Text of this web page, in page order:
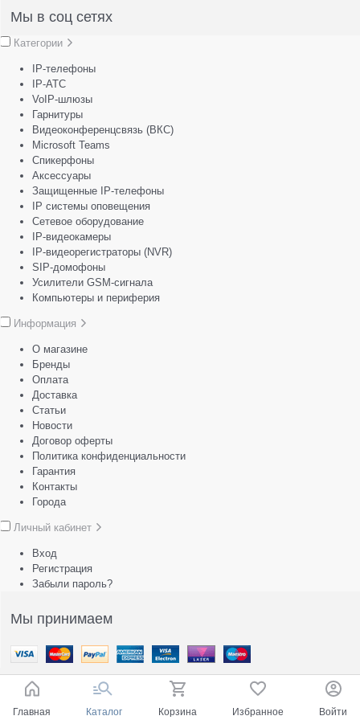
Мы в соц сетях
Категории
IP-телефоны
IP-АТС
VoIP-шлюзы
Гарнитуры
Видеоконференцсвязь (ВКС)
Microsoft Teams
Спикерфоны
Аксессуары
Защищенные IP-телефоны
IP системы оповещения
Сетевое оборудование
IP-видеокамеры
IP-видеорегистраторы (NVR)
SIP-домофоны
Усилители GSM-сигнала
Компьютеры и периферия
Информация
О магазине
Бренды
Оплата
Доставка
Статьи
Новости
Договор оферты
Политика конфиденциальности
Гарантия
Контакты
Города
Личный кабинет
Вход
Регистрация
Забыли пароль?
Мы принимаем
Главная Каталог Корзина Избранное Войти